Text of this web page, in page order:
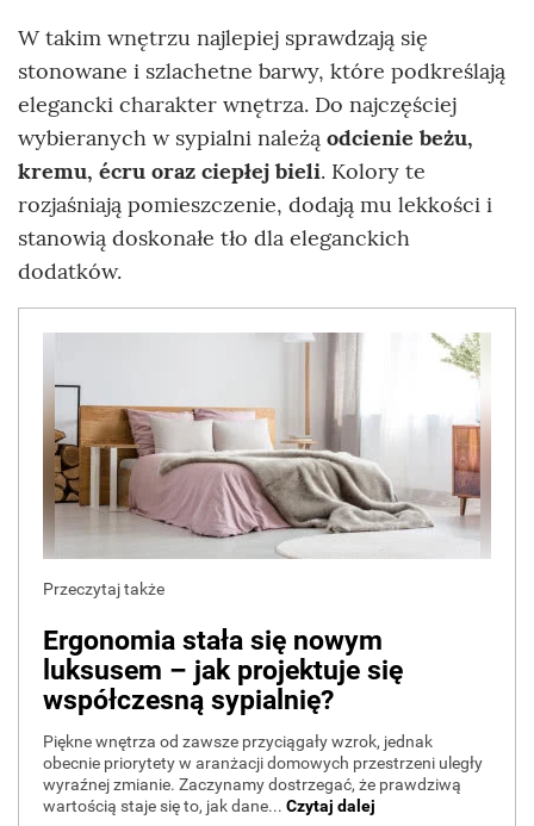
W takim wnętrzu najlepiej sprawdzają się
stonowane i szlachetne barwy, które podkreślają
elegancki charakter wnętrza. Do najczęściej
wybieranych w sypialni należą odcienie beżu,
kremu, écru oraz ciepłej bieli. Kolory te
rozjaśniają pomieszczenie, dodają mu lekkości i
stanowią doskonałe tło dla eleganckich
dodatków.